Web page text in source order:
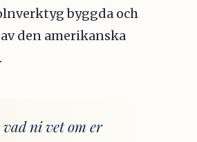
byggda och
den amerikanska
ni vet om er